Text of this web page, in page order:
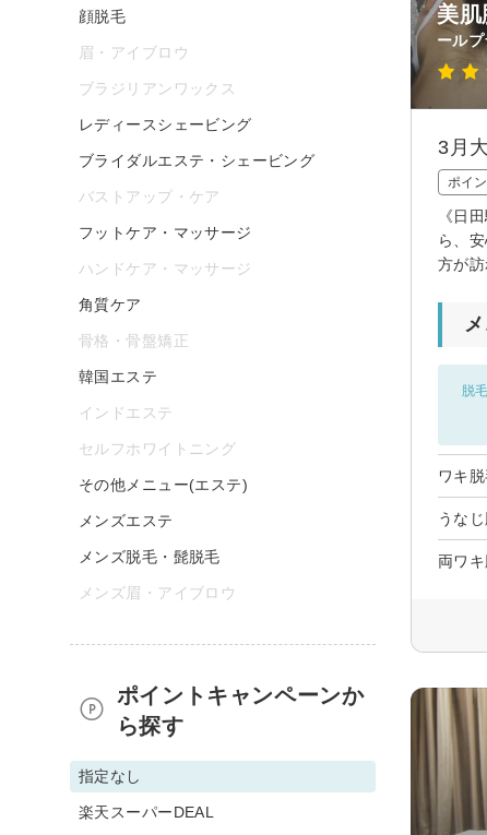
美肌
ール
3月
ポイ
《日
ら、
方が
脱
ワキ
うな
両ワ
顔脱毛
眉・アイブロウ
ブラジリアンワックス
レディースシェービング
ブライダルエステ・シェービング
バストアップ・ケア
フットケア・マッサージ
ハンドケア・マッサージ
角質ケア
骨格・骨盤矯正
韓国エステ
インドエステ
セルフホワイトニング
その他メニュー(エステ)
メンズエステ
メンズ脱毛・髭脱毛
メンズ眉・アイブロウ
ポイントキャンペーンか
ら探す
指定なし
楽天スーパーDEAL